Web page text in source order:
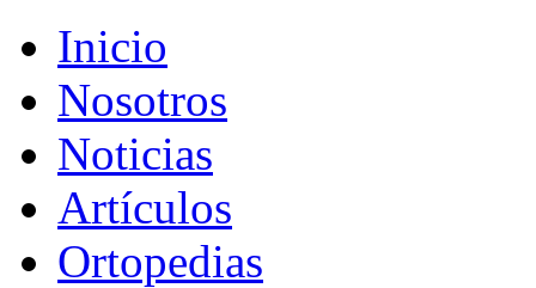
Inicio
Nosotros
Noticias
Artículos
Ortopedias